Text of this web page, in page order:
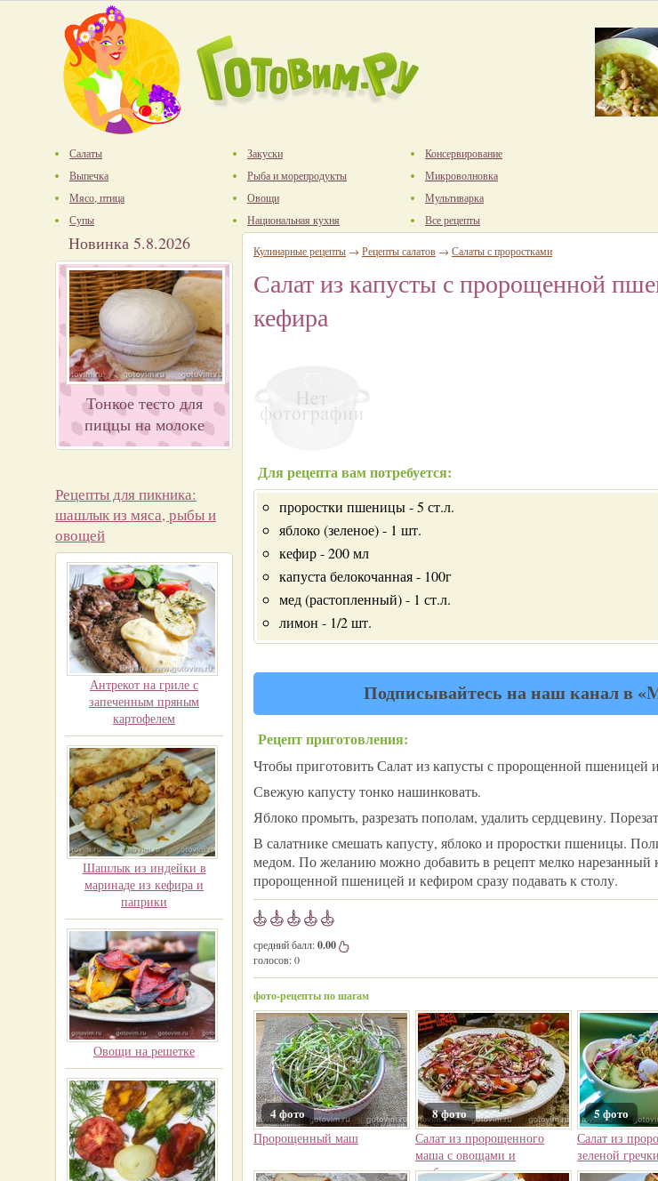
Салаты
Выпечка
Мясо, птица
Супы
Закуски
Рыба и морепродукты
Овощи
Национальная кухня
Консервирование
Микроволновка
Мультиварка
Все рецепты
Новинка 5.8.2026
Тонкое тесто для
пиццы на молоке
Рецепты для пикника:
шашлык из мяса, рыбы и
овощей
Антрекот на гриле с
запеченным пряным
картофелем
Шашлык из индейки в
маринаде из кефира и
паприки
Овощи на решетке
Кулинарные рецепты → Рецепты салатов → Салаты с проростками
Салат из капусты с пророщенной
кефира
Для рецепта вам потребуется:
проростки пшеницы - 5 ст.л.
яблоко (зеленое) - 1 шт.
кефир - 200 мл
капуста белокочанная - 100г
мед (растопленный) - 1 ст.л.
лимон - 1/2 шт.
Подписывайтесь на наш канал в
Рецепт приготовления:
Чтобы приготовить Салат из капусты с пророщенной пшеницей
Свежую капусту тонко нашинковать.
Яблоко промыть, разрезать пополам, удалить сердцевину.
В салатнике смешать капусту, яблоко и проростки пшеницы.
медом. По желанию можно добавить в рецепт мелко нарезанный
пророщенной пшеницей и кефиром сразу подавать к столу.
средний балл:0.00
голосов:0
фото-рецепты по шагам
4 фото
Пророщенный маш
8 фото
Салат из пророщенного
маша с овощами и
крабовыми палочками
5 фото
Салат из
зеленой